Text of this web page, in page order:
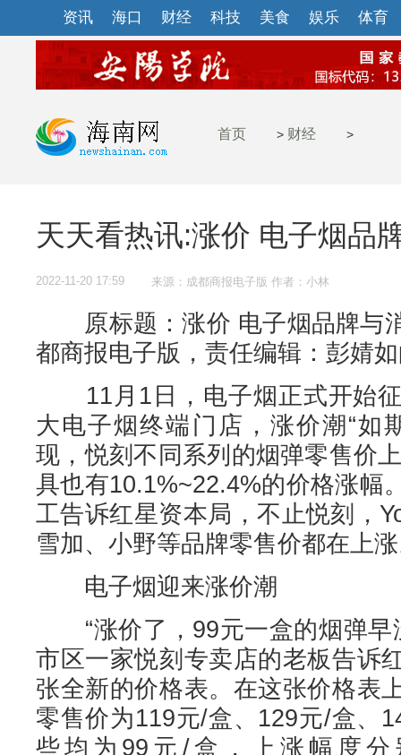
资讯 海口 财经 科技 美食 娱乐 体育
首页 > 财经 >
天天看热讯:涨价 电子烟品
2022-11-20 17:59 来源：成都商报电子版 作者：小林
原标题：涨价 电子烟品牌与
都商报电子版，责任编辑：彭婧
11月1日，电子烟正式开始征
大电子烟终端门店，涨价潮“如
现，悦刻不同系列的烟弹零售价
具也有10.1%~22.4%的价格涨幅
工告诉红星资本局，不止悦刻，
雪加、小野等品牌零售价都在上
电子烟迎来涨价潮
“涨价了，99元一盒的烟弹早
市区一家悦刻专卖店的老板告诉
张全新的价格表。在这张价格表
零售价为119元/盒、129元/盒、
些均为99元/盒，上涨幅度分